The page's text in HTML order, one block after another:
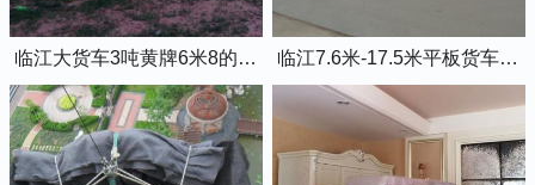
临江大货车3吨黄牌6米8的厢式货车 临江7.6米-17.5米平板货车出租